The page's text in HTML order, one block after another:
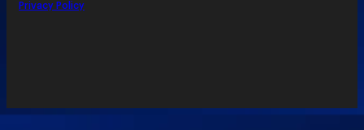
Privacy Policy